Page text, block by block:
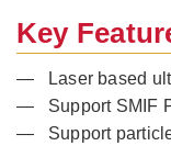
Key
— Laser based
— Support SMIF
— Support